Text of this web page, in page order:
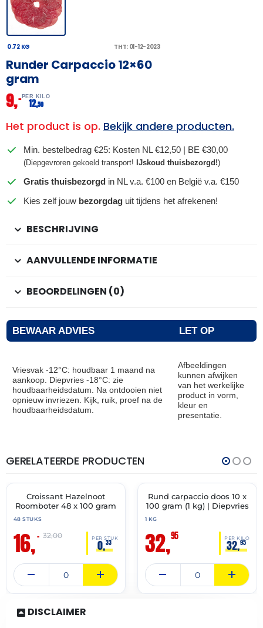
0.72 KG THT: 01-12-2023
Runder Carpaccio 12×60
gram
9,– PER KILO
12,50
Het product is op. Bekijk andere producten.
Min. bestelbedrag €25: Kosten NL €12,50 | BE €30,00
(Diepgevroren gekoeld transport! IJskoud thuisbezorgd!)
Gratis thuisbezorgd in NL v.a. €100 en België v.a. €150
Kies zelf jouw bezorgdag uit tijdens het afrekenen!
BESCHRIJVING
AANVULLENDE INFORMATIE
BEOORDELINGEN (0)
BEWAAR ADVIES LET OP
Vriesvak -12°C: houdbaar 1 maand na
aankoop. Diepvries -18°C: zie
houdbaarheidsdatum. Na ontdooien niet
opnieuw invriezen. Kijk, ruik, proef na de
houdbaarheidsdatum.
Afbeeldingen
kunnen afwijken
van het werkelijke
product in vorm,
kleur en
presentatie.
GERELATEERDE PRODUCTEN
🔥 OP=OP
THT:
31-
Croissant Hazelnoot
Roomboter 48 x 100 gram
48 STUKS
16,– PER STUK
0,33
32,00
✓ VAST ASSORTIMENT
Rund carpaccio doos 10 x
100 gram (1 kg) | Diepvries
1 KG
32,95 PER KILO
32,95
DISCLAIMER